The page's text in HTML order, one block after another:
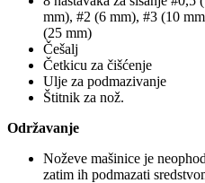
mm), #2 (6 mm), #3 (10
(25 mm)
Češalj
Četkicu za čišćenje
Ulje za podmazivanje
Štitnik za nož.
Održavanje
Noževe mašinice je
zatim ih podmazati